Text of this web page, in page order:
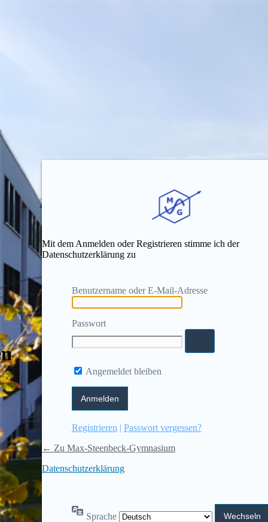
Mit dem Anmelden oder Registrieren stimme ich der
Datenschutzerklärung zu
Benutzername oder E-Mail-Adresse
Passwort
Angemeldet bleiben
Registrieren | Passwort vergessen?
← Zu Max-Steenbeck-Gymnasium
Datenschutzerklärung
Sprache